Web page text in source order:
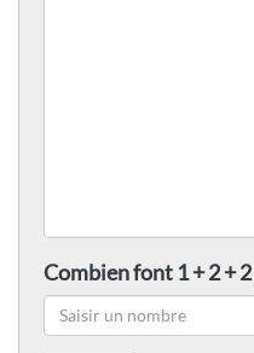
Combien font 1 + 2 + 2